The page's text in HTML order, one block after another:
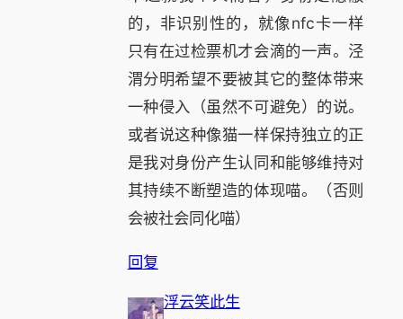
的，非识别性的，就像nfc卡一样
只有在过检票机才会滴的一声。泾
渭分明希望不要被其它的整体带来
一种侵入（虽然不可避免）的说。
或者说这种像猫一样保持独立的正
是我对身份产生认同和能够维持对
其持续不断塑造的体现喵。（否则
会被社会同化喵）
回复
浮云笑此生